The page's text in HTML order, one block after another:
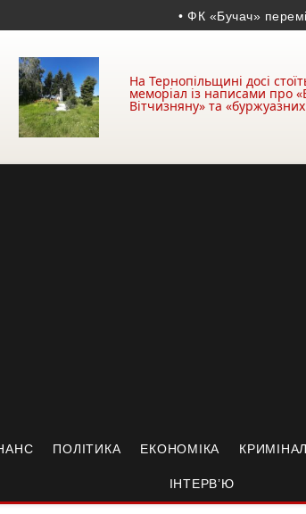
• ФК «Бучач» переміг у
На Тернопільщині досі
меморіал із написами про
Вітчизняну» та «буржуазних
ПОЛІТИКА ЕКОНОМІКА КРИМІНАЛ
ІНТЕРВ’Ю